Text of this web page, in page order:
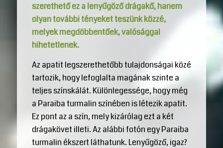
szerethető ez a lenyűgöző drágakő, hanem
olyan további tényeket teszünk közzé,
melyek megdöbbentőek, valósággal
hihetetlenek.
Az apatit legszerethetőbb tulajdonságai közé
tartozik, hogy lefoglalta magának szinte a
teljes színskálát. Különlegessége, hogy még
a Paraiba turmalin színében is létezik apatit.
Ez pont az a szín, mely kizárólag ezt a két
drágakövet illeti. Az alábbi fotón egy Paraiba
turmalin ékszert láthatunk. Lenyűgöző, igaz?